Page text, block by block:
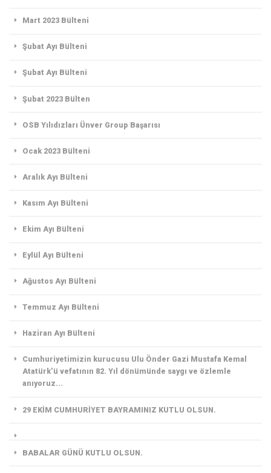
Mart 2023 Bülteni
Şubat Ayı Bülteni
Şubat Ayı Bülteni
Şubat 2023 Bülten
OSB Yılıdızları Ünver Group Başarısı
Ocak 2023 Bülteni
Aralık Ayı Bülteni
Kasım Ayı Bülteni
Ekim Ayı Bülteni
Eylül Ayı Bülteni
Ağustos Ayı Bülteni
Temmuz Ayı Bülteni
Haziran Ayı Bülteni
Cumhuriyetimizin kurucusu Ulu Önder Gazi Mustafa Kemal
Atatürk’ü vefatının 82. Yıl dönümünde saygı ve özlemle
anıyoruz...
29 EKİM CUMHURİYET BAYRAMINIZ KUTLU OLSUN.
BABALAR GÜNÜ KUTLU OLSUN.